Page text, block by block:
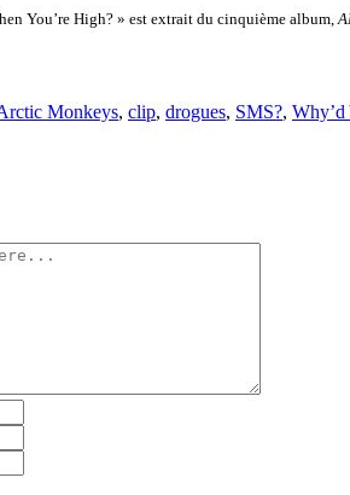
You’re High? » est extrait du cinquième album,
Monkeys, clip, drogues, SMS?,